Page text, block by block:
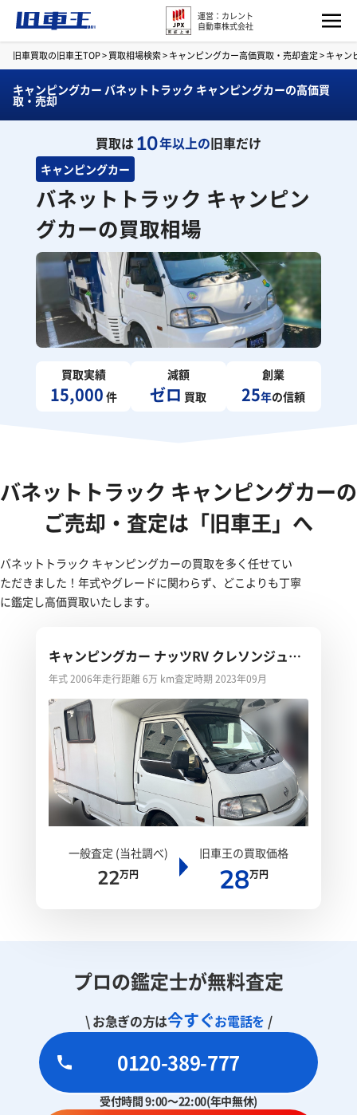
運営：カレント
自動車株式会社
旧車買取の旧車王TOP>買取相場検索>キャンピングカー高価買取・売却査定>キャン
キャンピングカー バネットトラック キャンピングカーの高価買
取・売却
買取は10年以上の旧車だけ
キャンピングカー
バネットトラック キャンピン
グカーの買取相場
買取実績
15,000 件
減額
ゼロ 買取
創業
25年の信頼
バネットトラック キャンピングカーの
ご売却・査定は「旧車王」へ
バネットトラック キャンピングカーの買取を多く任せてい
ただきました！年式やグレードに関わらず、どこよりも丁寧
に鑑定し高価買取いたします。
キャンピングカー ナッツRV クレソンジュニ
ア
年式 2006年走行距離 6万 km査定時期 2023年09月
一般査定 (当社調べ)
22万円
旧車王の買取価格
28万円
プロの鑑定士が無料査定
\ お急ぎの方は今すぐお電話を /
0120-389-777
受付時間 9:00～22:00(年中無休)